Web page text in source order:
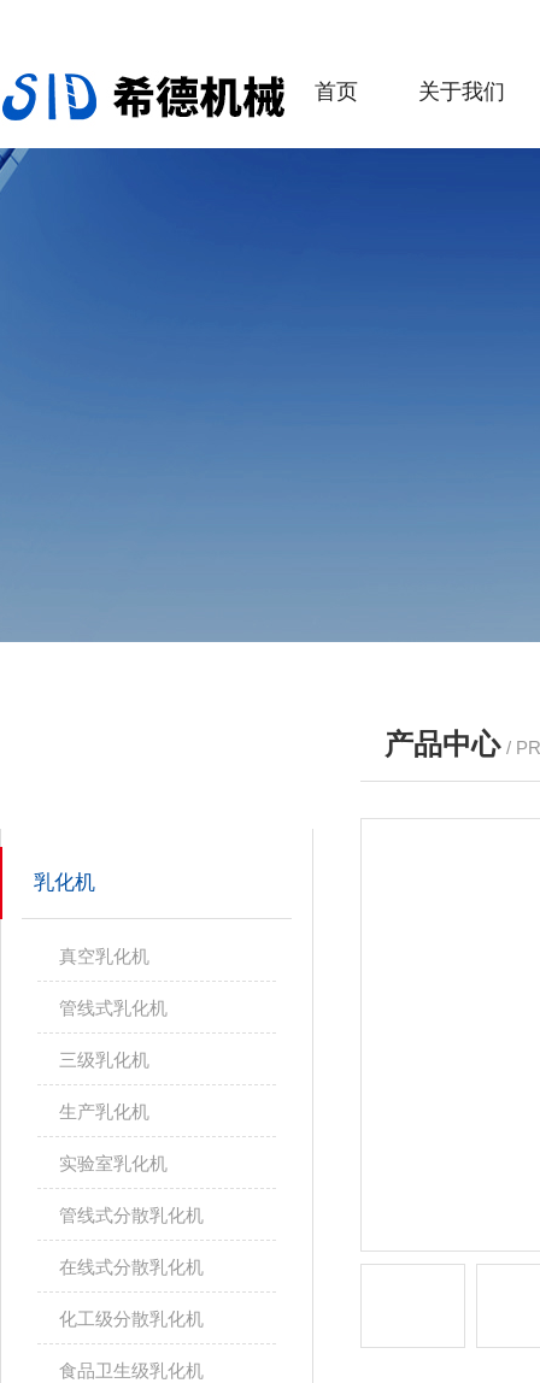
首页 关于我们
乳化机
真空乳化机
管线式乳化机
三级乳化机
生产乳化机
实验室乳化机
管线式分散乳化机
在线式分散乳化机
化工级分散乳化机
食品卫生级乳化机
产品中心 /